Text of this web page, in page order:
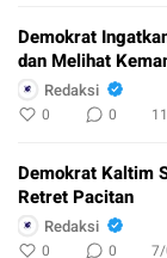
Demokrat
dan Melihat
Redaksi
0 0
Demokrat Kaltim
Retret Pacitan
Redaksi
0 0